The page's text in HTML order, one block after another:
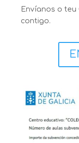
Envíanos o
contigo.